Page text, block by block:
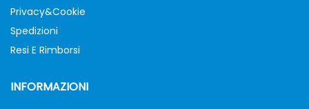
Privacy&Cookie
Spedizioni
Resi E Rimborsi
INFORMAZIONI